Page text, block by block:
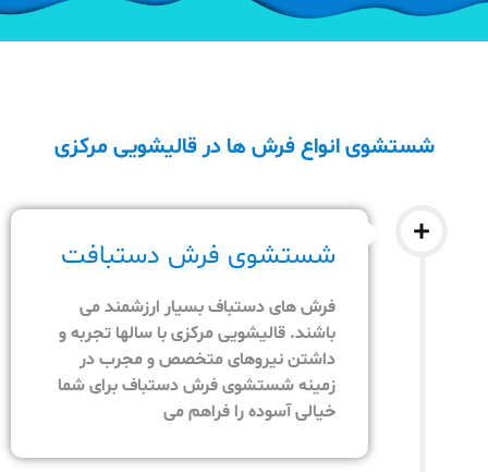
شستشوی انواع فرش ها در قالیشویی مرکزی
شستشوی فرش دستبافت
فرش های دستباف بسیار ارزشمند می
باشند. قالیشویی مرکزی با سالها تجربه و
داشتن نیروهای متخصص و مجرب در
زمینه شستشوی فرش دستباف برای شما
خیالی آسوده را فراهم می